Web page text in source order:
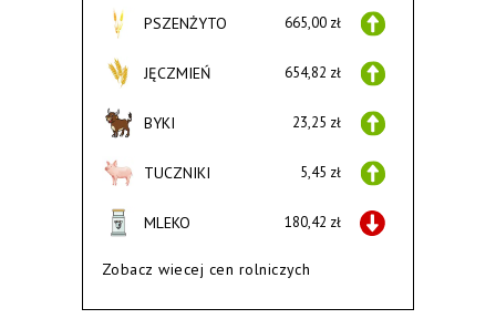
PSZENŻYTO 665,00 zł
JĘCZMIEŃ 654,82 zł
BYKI 23,25 zł
TUCZNIKI 5,45 zł
MLEKO 180,42 zł
Zobacz wiecej cen rolniczych